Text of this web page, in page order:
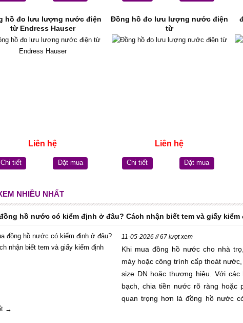
hồ đo lưu lượng nước điện
từ Endress Hauser
Liên hệ
Chi tiết Đặt mua
Đồng hồ đo lưu lượng nước điện
từ
Liên hệ
Chi tiết Đặt mua
NHIỀU NHẤT
hồ nước có kiểm định ở đâu? Cách nhận biết tem và giấy kiểm
11-05-2026 // 67 lượt xem
Khi mua đồng hồ nước cho nhà
máy hoặc công trình cấp thoát
size DN hoặc thương hiệu. Với
bạch, chia tiền nước rõ ràng hoặc
quan trọng hơn là đồng hồ nước
→